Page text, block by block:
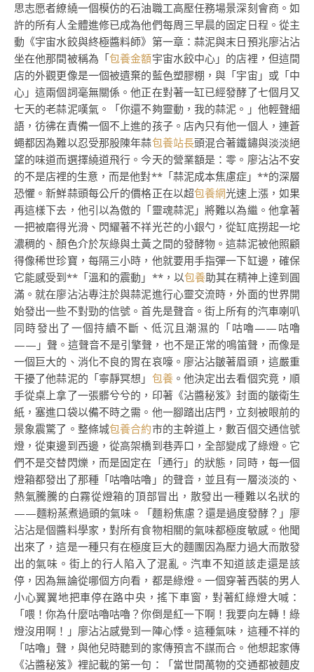
思志愿者繚繞一個模仿的石油職工高壓任務場景深刻會商。如
許的所有人全體進修已成為他們每周三早晨的固定日程。從主
動《宇宙水餃與終極醬料師》第一章：蒜泥與末日預兆廖沾沾
坐在他那間被稱為「包養金額宇宙水餃中心」的店裡，但這間
店的外觀更像是一個被遺棄的藍色塑膠棚，與「宇宙」或「中
心」這兩個詞毫無關係。他正在對著一缸已經發酵了七個月又
七天的老蒜泥嘆氣。「你還不夠靈動，我的蒜泥。」他輕聲細
語，彷彿在責備一個不上進的孩子。店內只有他一個人，連蒼
蠅都因為難以忍受那股陳年蒜包養站長頭混合著鐵鏽與淡淡絕
望的味道而選擇繞道飛行。今天的營業額是：零。廖沾沾不安
的不是店裡的生意，而是他對**「蒜泥成本焦慮症」**的深層
恐懼。新鮮蒜頭每公斤的價格正在以超包養網光速上漲，如果
再這樣下去，他引以為傲的「靈魂蒜泥」將難以為繼。他拿著
一把被磨得光滑、閃耀著不祥光芒的小銀勺，從缸底撈起一坨
濃稠的、顏色介於灰綠與土黃之間的發酵物。這蒜泥被他照顧
得像稀世珍寶，每隔三小時，他就要用手指彈一下缸邊，確保
它能感受到**「溫和的震動」**，以包養助其在精神上達到圓
滿。就在廖沾沾專注於與蒜泥進行心靈交流時，外面的世界開
始發出一些不對勁的信號。首先是聲音。街上所有的汽車喇叭
同時發出了一個持續不斷、低沉且潮濕的「咕嚕——咕嚕
——」聲。這聲音不是引擎聲，也不是正常的鳴笛聲，而像是
一個巨大的、消化不良的胃在哀嚎。廖沾沾皺著眉頭，這嚴重
干擾了他蒜泥的「寧靜冥想」 包養。他決定出去看個究竟，順
手從桌上拿了一張髒兮兮的，印著《沾醬秘笈》封面的皺衛生
紙，塞進口袋以備不時之需。他一腳踏出店門，立刻被眼前的
景象震驚了。整條城包養合約市的主幹道上，數百個交通信號
燈，從東邊到西邊，從高架橋到巷弄口，全部變成了綠燈。它
們不是交替閃爍，而是固定在「通行」的狀態，同時，每一個
燈箱都發出了那種「咕嚕咕嚕」的聲音，並且有一層淡淡的、
熱氣騰騰的白霧從燈箱的頂部冒出，散發出一種難以名狀的
——麵粉蒸煮過頭的氣味。「麵粉焦慮？還是過度發酵？」廖
沾沾是個醬料學家，對所有食物相關的氣味都極度敏感。他聞
出來了，這是一種只有在極度巨大的麵團因為壓力過大而散發
出的氣味。街上的行人陷入了混亂。汽車不知道該走還是該
停，因為無論從哪個方向看，都是綠燈。一個穿著西裝的男人
小心翼翼地把車停在路中央，搖下車窗，對著紅綠燈大喊：
「喂！你為什麼咕嚕咕嚕？你倒是紅一下啊！我要向左轉！綠
燈沒用啊！」廖沾沾感覺到一陣心悸。這種氣味，這種不祥的
「咕嚕」聲，與他兒時聽到的家傳預言不謀而合。他想起家傳
《沾醬秘笈》裡記載的第一句：「當世間萬物的交通都被麵皮